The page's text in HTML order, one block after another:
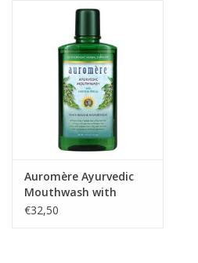
Auromère Ayurvedic
Mouthwash with
Neem & Peelu, 16 oz
€32,50